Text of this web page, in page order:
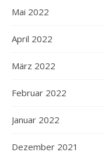
Mai 2022
April 2022
März 2022
Februar 2022
Januar 2022
Dezember 2021